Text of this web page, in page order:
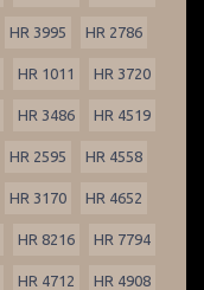
HR 3995 HR 2786
HR 1011 HR 3720
HR 3486 HR 4519
HR 2595 HR 4558
HR 3170 HR 4652
HR 8216 HR 7794
HR 4712 HR 4908